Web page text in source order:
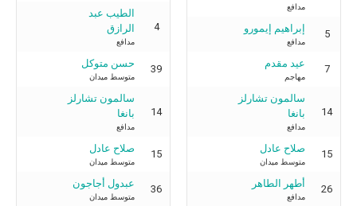
مدافع
5 إبراهيم إيمورو
مدافع
7 عيد مقدم
مهاجم
14
سالمون تشارلز
بانغا
مدافع
15 صلاح عادل
متوسط ميدان
26 أطهر الطاهر
مدافع
4
الطيب عبد
الرازق
مدافع
39 حسن متوكل
متوسط ميدان
14
سالمون تشارلز
بانغا
مدافع
15 صلاح عادل
متوسط ميدان
36 عبدول أجاجون
متوسط ميدان